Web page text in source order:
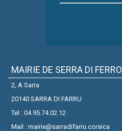
MAIRIE DE SERRA DI FERRO
2, A Sarra
20140 SARRA DI FARRU
Tel : 04.95.74.02.12
Mail : mairie@sarradifarru.corsica